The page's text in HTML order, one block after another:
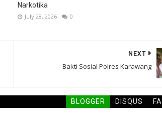
Narkotika
July 28, 2026 0
NEXT
Bakti Sosial Polres Karawang
BLOGGER DISQUS